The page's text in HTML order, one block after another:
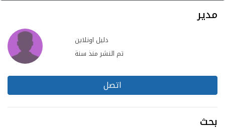
مدير
دليل اونلاين
تم النشر منذ سنة
اتصل
بحث